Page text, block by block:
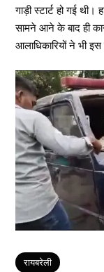
गाड़ी स्टार्ट हो गई थी।
सामने आने के बाद ही
आलाधिकारियों ने भी
Tags
रायबरेली